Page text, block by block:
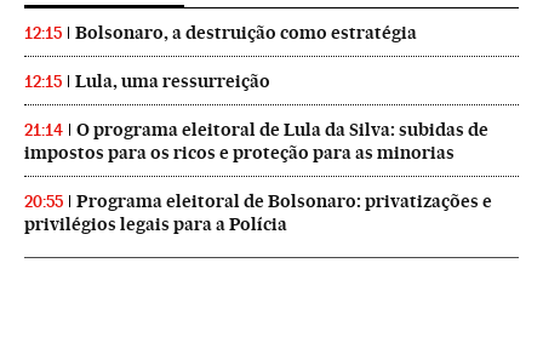
12:15 Bolsonaro, a destruição como estratégia
12:15 Lula, uma ressurreição
21:14
O programa eleitoral de Lula da Silva: subidas de
impostos para os ricos e proteção para as minorias
20:55
Programa eleitoral de Bolsonaro: privatizações e
privilégios legais para a Polícia